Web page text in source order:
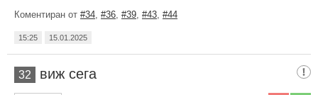
Коментиран от #34 #36 #39 #43 #44
15:25 15.01.2025
32 виж сега